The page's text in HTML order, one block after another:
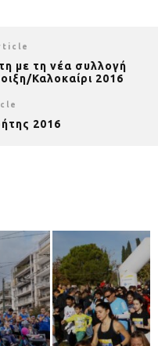
με τη νέα συλλογή
Καλοκαίρι 2016
2016